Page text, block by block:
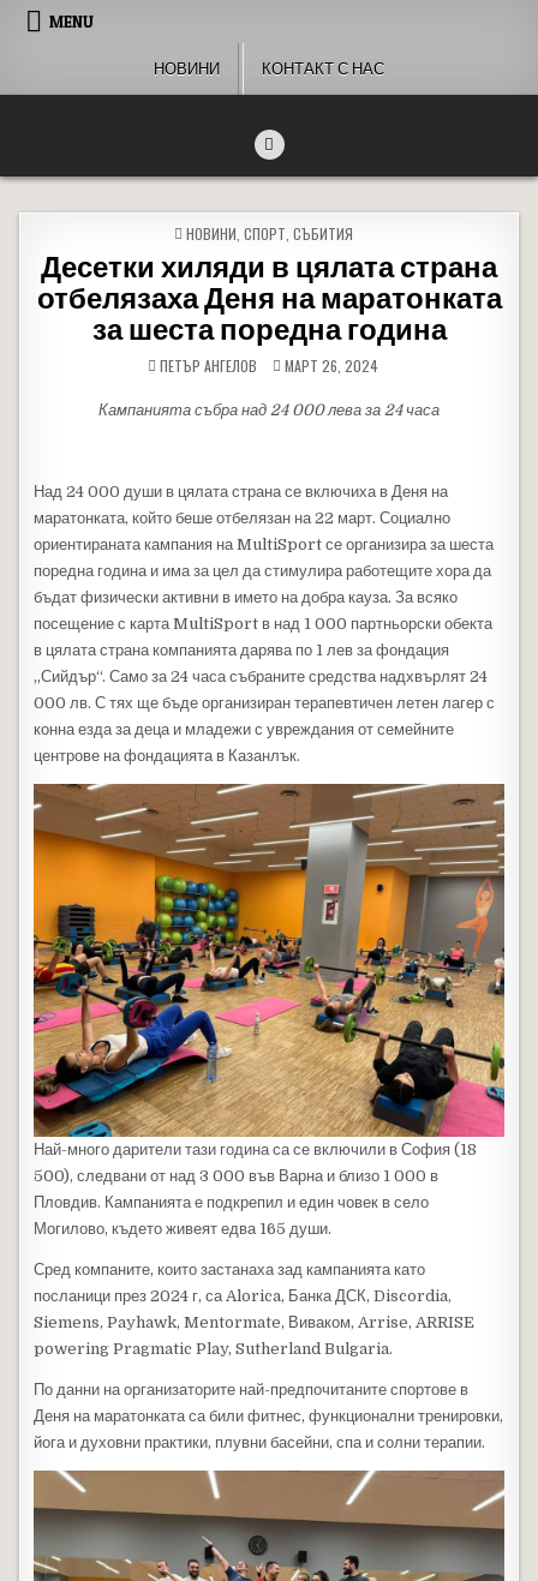
Skip to content
MENU
НОВИНИ КОНТАКТ С НАС
POSTED IN
НОВИНИ СПОРТ СЪБИТИЯ
Десетки хиляди в цялата страна
отбелязаха Деня на маратонката
за шеста поредна година
ПЕТЪР АНГЕЛОВ МАРТ 26, 2024
Кампанията събра над 24 000 лева за 24 часа
Над 24 000 души в цялата страна се включиха в Деня на
маратонката, който беше отбелязан на 22 март. Социално
ориентираната кампания на MultiSport се организира за шеста
поредна година и има за цел да стимулира работещите хора да
бъдат физически активни в името на добра кауза. За всяко
посещение с карта MultiSport в над 1 000 партньорски обекта
в цялата страна компанията дарява по 1 лев за фондация
„Сийдър“. Само за 24 часа събраните средства надхвърлят 24
000 лв. С тях ще бъде организиран терапевтичен летен лагер с
конна езда за деца и младежи с увреждания от семейните
центрове на фондацията в Казанлък.
Най-много дарители тази година са се включили в София (18
500), следвани от над 3 000 във Варна и близо 1 000 в
Пловдив. Кампанията е подкрепил и един човек в село
Могилово, където живеят едва 165 души.
Сред компаните, които застанаха зад кампанията като
посланици през 2024 г, са Alorica, Банка ДСК, Discordia,
Siemens, Payhawk, Mentormate, Виваком, Arrise, ARRISE
powering Pragmatic Play, Sutherland Bulgaria.
По данни на организаторите най-предпочитаните спортове в
Деня на маратонката са били фитнес, функционални тренировки,
йога и духовни практики, плувни басейни, спа и солни терапии.